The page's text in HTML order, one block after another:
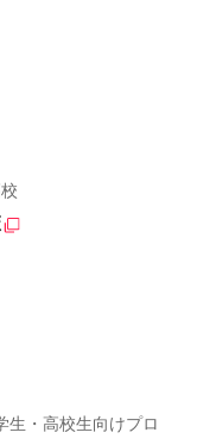
生・高校生向けプロ